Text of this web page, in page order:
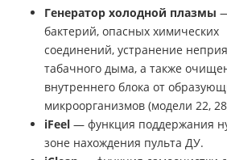
Генератор холодной плазмы
бактерий, опасных химических
соединений, устранение
табачного дыма, а также
внутреннего блока от
микроорганизмов (модели 22,
iFeel — функция поддержания
зоне нахождения пульта ДУ.